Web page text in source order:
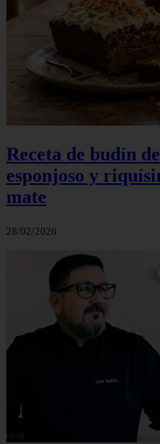
Receta de budín
esponjoso y
mate
28/02/2026